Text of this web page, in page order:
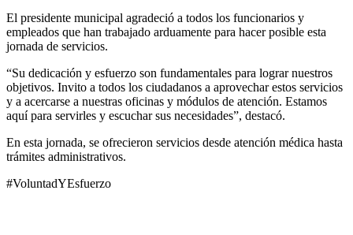
El presidente municipal agradeció a todos los funcionarios y
empleados que han trabajado arduamente para hacer posible esta
jornada de servicios.
“Su dedicación y esfuerzo son fundamentales para lograr nuestros
objetivos. Invito a todos los ciudadanos a aprovechar estos servicios
y a acercarse a nuestras oficinas y módulos de atención. Estamos
aquí para servirles y escuchar sus necesidades”, destacó.
En esta jornada, se ofrecieron servicios desde atención médica hasta
trámites administrativos.
#VoluntadYEsfuerzo